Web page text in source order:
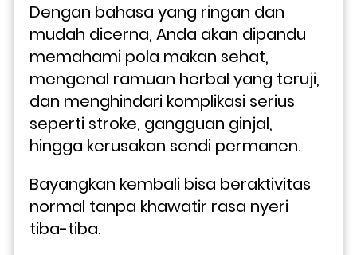
Dengan bahasa yang ringan dan
mudah dicerna, Anda akan dipandu
memahami pola makan sehat,
mengenal ramuan herbal yang teruji,
dan menghindari komplikasi serius
seperti stroke, gangguan ginjal,
hingga kerusakan sendi permanen.
Bayangkan kembali bisa beraktivitas
normal tanpa khawatir rasa nyeri
tiba-tiba.